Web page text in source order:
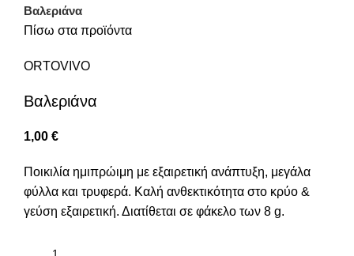
Βαλεριάνα
Πίσω στα προϊόντα
ORTOVIVO
Βαλεριάνα
1,00 €
Ποικιλία ημιπρώιμη με εξαιρετική ανάπτυξη, μεγάλα
φύλλα και τρυφερά. Καλή ανθεκτικότητα στο κρύο &
γεύση εξαιρετική. Διατίθεται σε φάκελο των 8 g.